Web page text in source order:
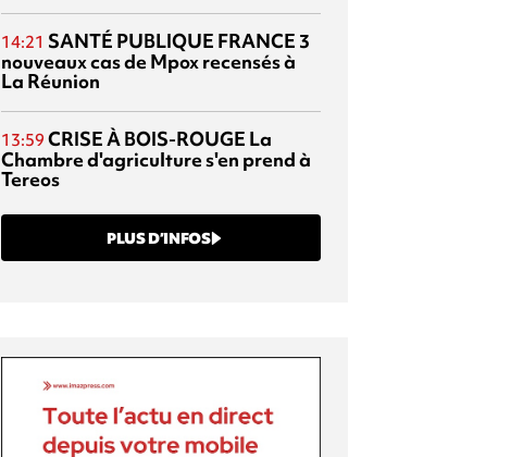
14:21 SANTÉ PUBLIQUE FRANCE 3
nouveaux cas de Mpox recensés à
La Réunion
13:59 CRISE À BOIS-ROUGE La
Chambre d'agriculture s'en prend à
Tereos
PLUS D’INFOS